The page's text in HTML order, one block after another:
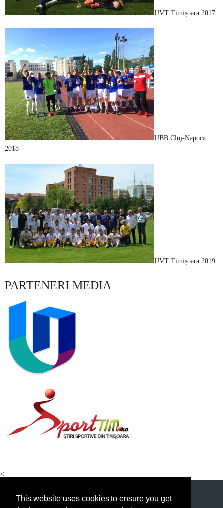
This website uses cookies to ensure you get
UVT Timișoara 2017
UBB Cluj-Napoca
2018
UVT Timișoara 2019
PARTENERI MEDIA
<